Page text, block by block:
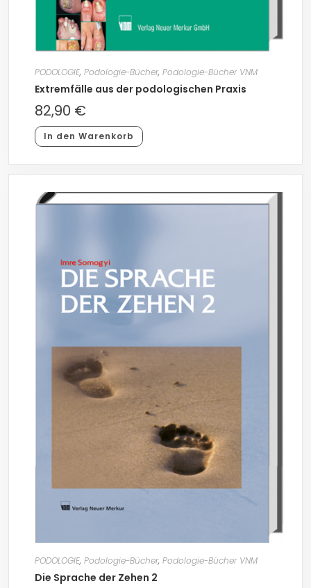
PODOLOGIE, Podologie-Bücher, Podologie-Bücher VNM
Extremfälle aus der podologischen Praxis
82,90 €
In den Warenkorb
PODOLOGIE, Podologie-Bücher, Podologie-Bücher VNM
Die Sprache der Zehen 2